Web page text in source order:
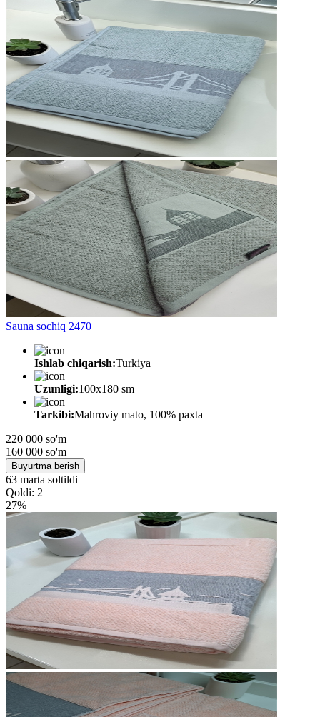
Sauna sochiq 2470
Ishlab chiqarish:Turkiya
Uzunligi:100x180 sm
Tarkibi:Mahroviy mato, 100% paxta
220 000 so'm
160 000 so'm
Buyurtma berish
63 marta soltildi
Qoldi: 2
27%